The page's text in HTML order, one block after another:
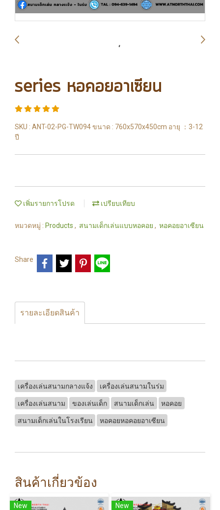
series หอคอยอาเซียน
SKU : ANT-02-PG-TW094 ขนาด : 760x570x450cm อายุ ：3-12
ปี
เพิ่มรายการโปรด เปรียบเทียบ
หมวดหมู่ : Products , สนามเด็กเล่นแบบหอคอย , หอคอยอาเซียน
Share
รายละเอียดสินค้า
เครื่องเล่นสนามกลางแจ้ง เครื่องเล่นสนามในร่ม
เครื่องเล่นสนาม ของเล่นเด็ก สนามเด็กเล่น หอคอย
สนามเด็กเล่นในโรงเรียน หอคอยหอคอยอาเซียน
สินค้าเกี่ยวข้อง
New
New